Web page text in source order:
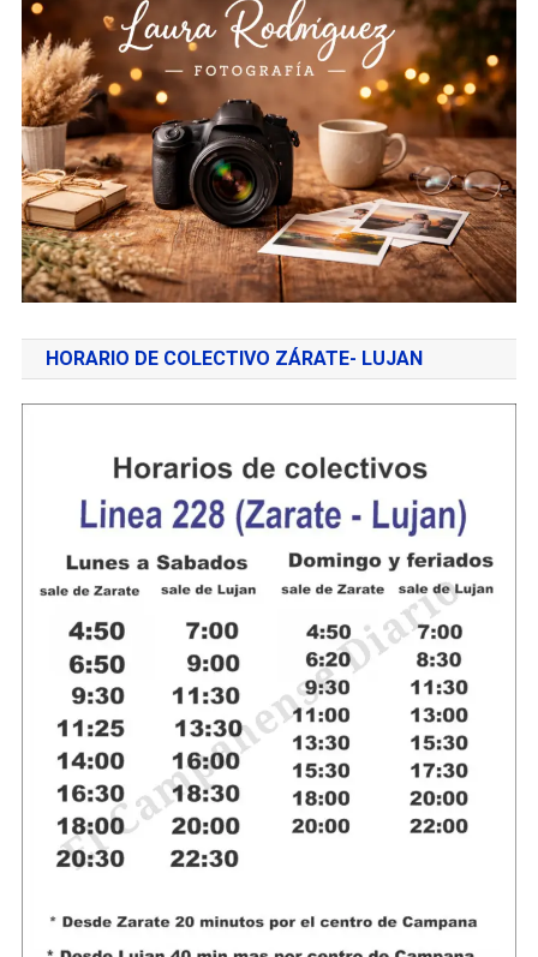
HORARIO DE COLECTIVO ZÁRATE- LUJAN